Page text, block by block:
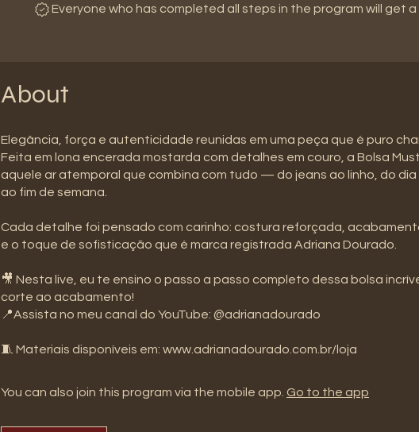
Everyone who has completed all steps in the program will get a
About
Elegância, força e autenticidade reunidas em uma peça que é puro
Feita em lona encerada mostarda com detalhes em couro, a Bolsa
aquele ar atemporal que combina com tudo — do jeans ao linho, do
ao fim de semana.
Cada detalhe foi pensado com carinho: costura reforçada,
e o toque de sofisticação que é marca registrada Adriana Dourado.
🎥 Nesta live, eu te ensino o passo a passo completo dessa bolsa
corte ao acabamento!
📍Assista no meu canal do YouTube: @adrianadourado
🧵 Materiais disponíveis em: www.adrianadourado.com.br/loja
You can also join this program via the mobile app. Go to the app